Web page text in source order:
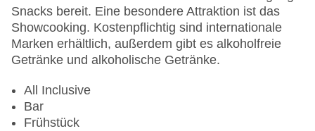
Snacks bereit. Eine besondere Attraktion ist das
Showcooking. Kostenpflichtig sind internationale
Marken erhältlich, außerdem gibt es alkoholfreie
Getränke und alkoholische Getränke.
All Inclusive
Bar
Frühstück